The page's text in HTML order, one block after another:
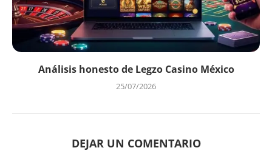
Análisis honesto de Legzo Casino México
25/07/2026
DEJAR UN COMENTARIO